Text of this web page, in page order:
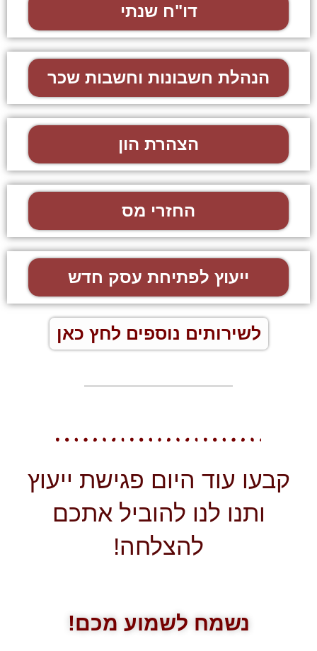
דו"ח שנתי
הנהלת חשבונות וחשבות שכר
הצהרת הון
החזרי מס
ייעוץ לפתיחת עסק חדש
לשירותים נוספים לחץ כאן
קבעו עוד היום פגישת ייעוץ
ותנו לנו להוביל אתכם
להצלחה!
נשמח לשמוע מכם!